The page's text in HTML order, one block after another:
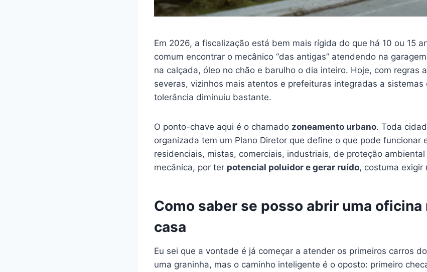
Em 2026, a fiscalização está bem mais rígida do que há 10 ou 15
comum encontrar o mecânico “das antigas” atendendo na
na calçada, óleo no chão e barulho o dia inteiro. Hoje, com regras
severas, vizinhos mais atentos e prefeituras integradas a
tolerância diminuiu bastante.
O ponto-chave aqui é o chamado zoneamento urbano. Toda
organizada tem um Plano Diretor que define o que pode funcionar
residenciais, mistas, comerciais, industriais, de proteção
mecânica, por ter potencial poluidor e gerar ruído, costuma exigir
Como saber se posso abrir uma oficina
casa
Eu sei que a vontade é já começar a atender os primeiros carros
uma graninha, mas o caminho inteligente é o oposto: primeiro